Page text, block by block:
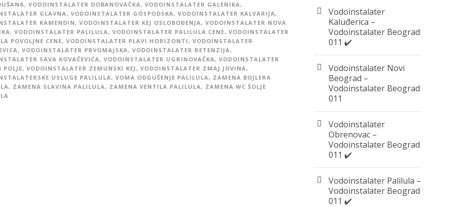
, VODOINSTALATER DOBANOVAČKA, VODOINSTALATER GALENIKA,
GLAVNA, VODOINSTALATER GOSPODSKA, VODOINSTALATER KALVARIJA,
KAMENDIN, VODOINSTALATER KEJ OSLOBOĐENJA, VODOINSTALATER NOVA
, VODOINSTALATER PALILULA, VODOINSTALATER PALILULA CENE, VODOINSTALATER
POVOLJNE CENE, VODOINSTALATER PLAVI HORIZONTI, VODOINSTALATER
, VODOINSTALATER PRVOMAJSKA, VODOINSTALATER RETENZIJA,
SAVA KOVAČEVIĆA, VODOINSTALATER UGRINOVAČKA, VODOINSTALATER
POLJE, VODOINSTALATER ZEMUNSKI KEJ, VODOINSTALATER ZMAJ JOVINA,
USLUGE PALILULA, VOMA ODGUŠENJE PALILULA, ZAMENA BOJLERA
, ZAMENA SLAVINA PALILULA, ZAMENA VENTILA PALILULA, ZAMENA WC ŠOLJE
Vodoinstalater
Kaluđerica –
Vodoinstalater Beograd
011 ✔️
Vodoinstalater Novi
Beograd –
Vodoinstalater Beograd
011
Vodoinstalater
Obrenovac –
Vodoinstalater Beograd
011 ✔️
Vodoinstalater Palilula –
Vodoinstalater Beograd
011 ✔️